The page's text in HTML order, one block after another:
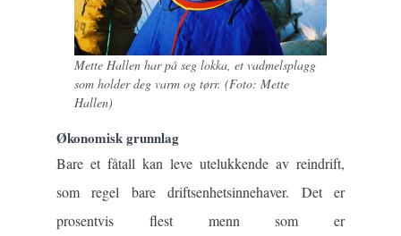
Mette Hallen har på seg lokka, et vadmelsplagg
som holder deg varm og tørr. (Foto: Mette
Hallen)
Økonomisk grunnlag
Bare et fåtall kan leve utelukkende av reindrift,
som regel bare driftsenhetsinnehaver. Det er
prosentvis flest menn som er